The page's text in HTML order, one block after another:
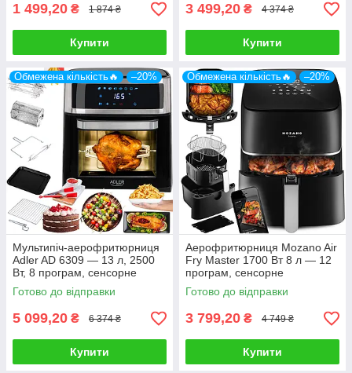
1 499,20 ₴ 1 874 ₴
Купити
3 499,20 ₴ 4 374 ₴
Купити
Обмежена кількість🔥 –20%
Мультипіч-аерофритюрниця
Adler AD 6309 — 13 л, 2500
Вт, 8 програм, сенсорне
керування
Готово до відправки
5 099,20 ₴ 6 374 ₴
Купити
Обмежена кількість🔥 –20%
Аерофритюрниця Mozano Air
Fry Master 1700 Вт 8 л — 12
програм, сенсорне
керування, тефлонове
покриття
Готово до відправки
3 799,20 ₴ 4 749 ₴
Купити